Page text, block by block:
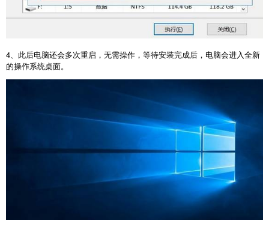
4、此后电脑还会多次重启，无需操作，等待安装完成后，电脑会进入全新
的操作系统桌面。